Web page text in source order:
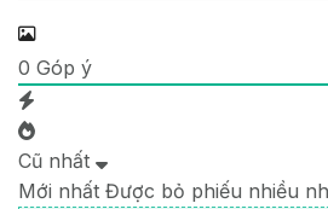
0 Góp ý
Cũ nhất
Mới nhất Được bỏ phiếu nhiều